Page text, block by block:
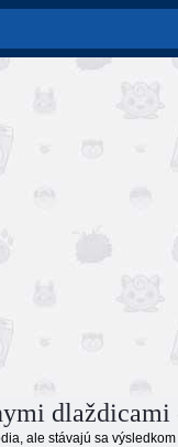
dlaždicami
ale stávajú sa